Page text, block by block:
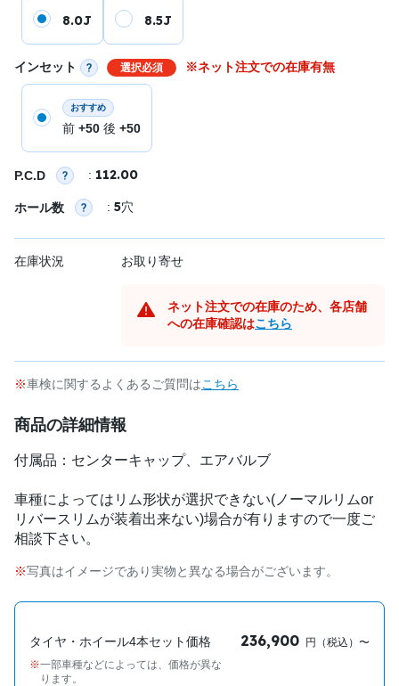
8.0J 8.5J
インセット 選択必須 ※ネット注文での在庫有無
おすすめ
前 +50 後 +50
P.C.D : 112.00
ホール数 : 5穴
在庫状況 お取り寄せ
ネット注文での在庫のため、各店舗
への在庫確認はこちら
車検に関するよくあるご質問はこちら
商品の詳細情報
付属品：センターキャップ、エアバルブ
車種によってはリム形状が選択できない(ノーマルリムor
リバースリムが装着出来ない)場合が有りますので一度ご
相談下さい。
写真はイメージであり実物と異なる場合がございます。
タイヤ・ホイール4本セット価格
一部車種などによっては、価格が異な
ります。
236,900 円（税込）〜